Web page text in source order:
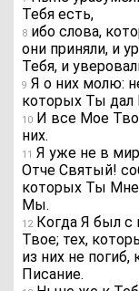
Тебя есть,
8 ибо слова,
они приняли, и
Тебя, и
9 Я о них молю:
которых Ты дал
10 И все Мое
них.
11 Я уже не в
Отче Святый!
которых Ты Мне
Мы.
12Когда Я был с
Твое; тех,
из них не
Писание.